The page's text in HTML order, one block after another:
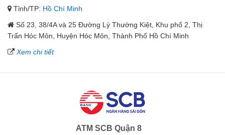
Tỉnh/TP: Hồ Chí Minh
Số 23, 38/4A và 25 Đường Lý Thường Kiệt, Khu phố 2, Thị
Trấn Hóc Môn, Huyện Hóc Môn, Thành Phố Hồ Chí Minh
Xem chi tiết
ATM SCB Quận 8